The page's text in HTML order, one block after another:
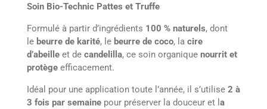
Soin Bio-Technic Pattes et Truffe
Formulé à partir d’ingrédients 100 % naturels, dont
le beurre de karité, le beurre de coco, la cire
d’abeille et de candelilla, ce soin organique nourrit et
protège efficacement.
Idéal pour une application toute l’année, il s’utilise 2 à
3 fois par semaine pour préserver la douceur et l a